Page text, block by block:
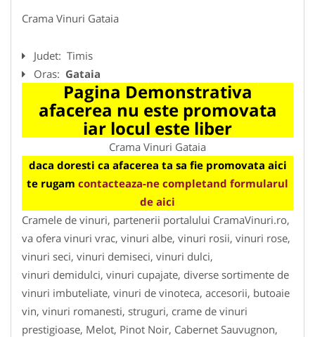
Crama Vinuri Gataia
Judet: Timis
Oras: Gataia
Pagina Demonstrativa
afacerea nu este promovata
iar locul este liber
Crama Vinuri Gataia
daca doresti ca afacerea ta sa fie promovata aici
te rugam contacteaza-ne completand formularul
de aici
Cramele de vinuri, partenerii portalului CramaVinuri.ro,
va ofera vinuri vrac, vinuri albe, vinuri rosii, vinuri rose,
vinuri seci, vinuri demiseci, vinuri dulci,
vinuri demidulci, vinuri cupajate, diverse sortimente de
vinuri imbuteliate, vinuri de vinoteca, accesorii, butoaie
vin, vinuri romanesti, struguri, crame de vinuri
prestigioase, Melot, Pinot Noir, Cabernet Sauvugnon,